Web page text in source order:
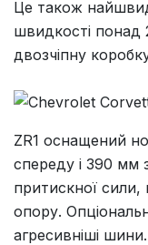
Це також
швидкості понад
двозчіпну
ZR1 оснащений
спереду і 390 мм
притискної сили,
опору.
агресивніші шини.